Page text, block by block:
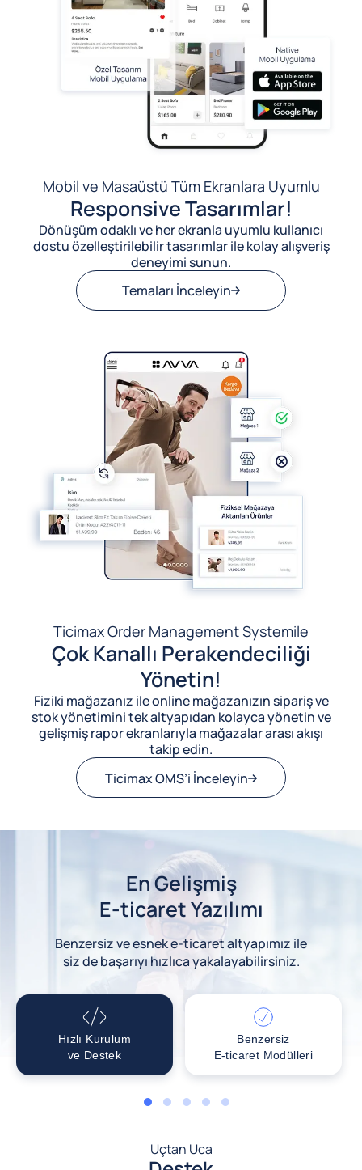
Mobil ve Masaüstü Tüm Ekranlara Uyumlu
Responsive Tasarımlar!
Dönüşüm odaklı ve her ekranla uyumlu kullanıcı
dostu özelleştirilebilir tasarımlar ile kolay alışveriş
deneyimi sunun.
Temaları İnceleyin
Ticimax Order Management Systemile
Çok Kanallı Perakendeciliği
Yönetin!
Fiziki mağazanız ile online mağazanızın sipariş ve
stok yönetimini tek altyapıdan kolayca yönetin ve
gelişmiş rapor ekranlarıyla mağazalar arası akışı
takip edin.
Ticimax OMS’i İnceleyin
En Gelişmiş
E-ticaret Yazılımı
Benzersiz ve esnek e-ticaret altyapımız ile
siz de başarıyı hızlıca yakalayabilirsiniz.
Hızlı Kurulum
ve Destek
Benzersiz
E-ticaret Modülleri
1 2 3 4 5
Uçtan Uca